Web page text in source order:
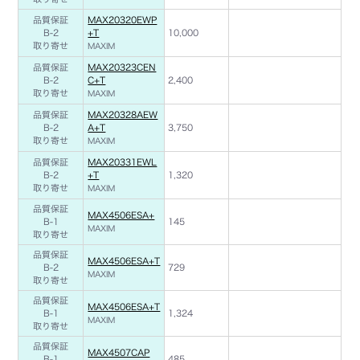
品質保証
B-2
取り寄せ
MAX20320EWP
+T
MAXIM
10,000
品質保証
B-2
取り寄せ
MAX20323CEN
C+T
MAXIM
2,400
品質保証
B-2
取り寄せ
MAX20328AEW
A+T
MAXIM
3,750
品質保証
B-2
取り寄せ
MAX20331EWL
+T
MAXIM
1,320
品質保証
B-1
取り寄せ
MAX4506ESA+
MAXIM
145
品質保証
B-2
取り寄せ
MAX4506ESA+T
MAXIM
729
品質保証
B-1
取り寄せ
MAX4506ESA+T
MAXIM
1,324
品質保証
MAX4507CAP